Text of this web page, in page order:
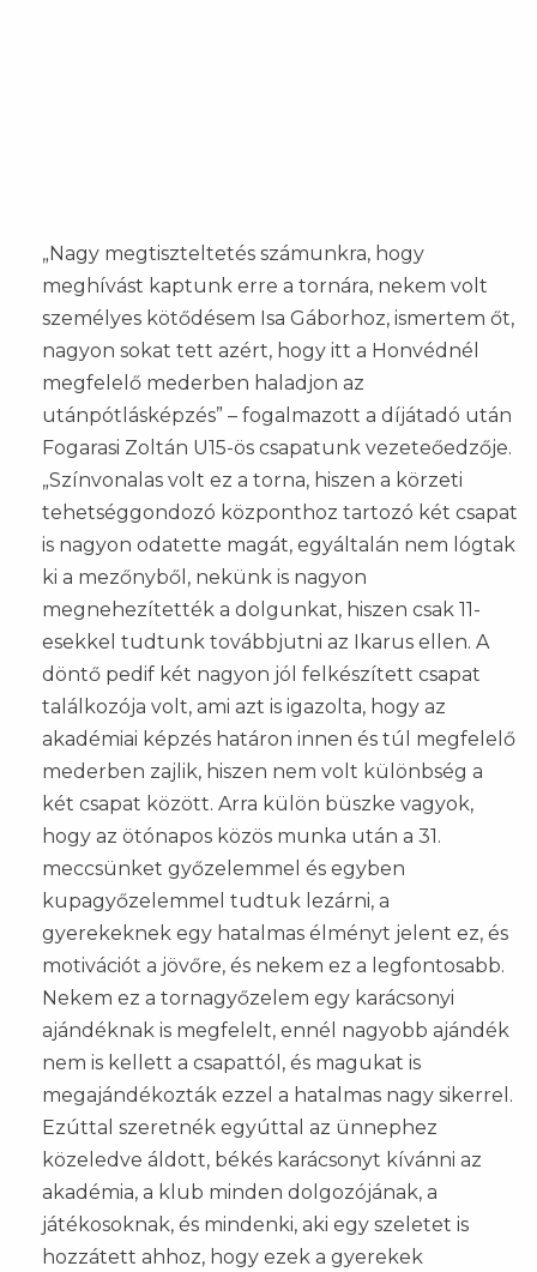
„Nagy megtiszteltetés számunkra, hogy
meghívást kaptunk erre a tornára, nekem volt
személyes kötődésem Isa Gáborhoz, ismertem őt,
nagyon sokat tett azért, hogy itt a Honvédnél
megfelelő mederben haladjon az
utánpótlásképzés” – fogalmazott a díjátadó után
Fogarasi Zoltán U15-ös csapatunk vezeteőedzője.
„Színvonalas volt ez a torna, hiszen a körzeti
tehetséggondozó központhoz tartozó két csapat
is nagyon odatette magát, egyáltalán nem lógtak
ki a mezőnyből, nekünk is nagyon
megnehezítették a dolgunkat, hiszen csak 11-
esekkel tudtunk továbbjutni az Ikarus ellen. A
döntő pedif két nagyon jól felkészített csapat
találkozója volt, ami azt is igazolta, hogy az
akadémiai képzés határon innen és túl megfelelő
mederben zajlik, hiszen nem volt különbség a
két csapat között. Arra külön büszke vagyok,
hogy az ötónapos közös munka után a 31.
meccsünket győzelemmel és egyben
kupagyőzelemmel tudtuk lezárni, a
gyerekeknek egy hatalmas élményt jelent ez, és
motivációt a jövőre, és nekem ez a legfontosabb.
Nekem ez a tornagyőzelem egy karácsonyi
ajándéknak is megfelelt, ennél nagyobb ajándék
nem is kellett a csapattól, és magukat is
megajándékozták ezzel a hatalmas nagy sikerrel.
Ezúttal szeretnék egyúttal az ünnephez
közeledve áldott, békés karácsonyt kívánni az
akadémia, a klub minden dolgozójának, a
játékosoknak, és mindenki, aki egy szeletet is
hozzátett ahhoz, hogy ezek a gyerekek